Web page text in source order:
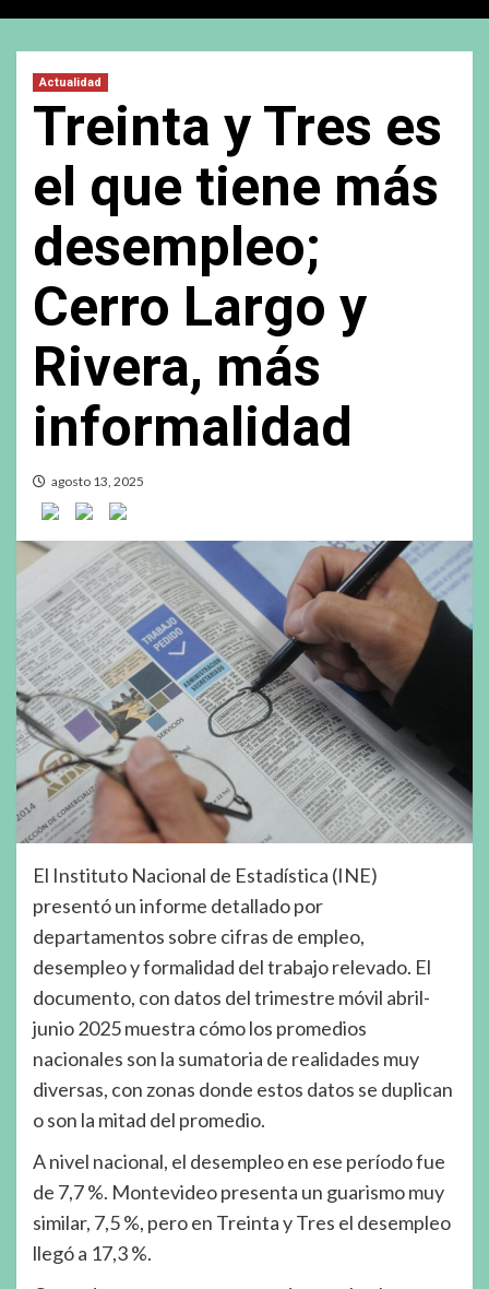
Actualidad
Treinta y Tres es
el que tiene más
desempleo;
Cerro Largo y
Rivera, más
informalidad
agosto 13, 2025
El Instituto Nacional de Estadística (INE)
presentó un informe detallado por
departamentos sobre cifras de empleo,
desempleo y formalidad del trabajo relevado. El
documento, con datos del trimestre móvil abril-
junio 2025 muestra cómo los promedios
nacionales son la sumatoria de realidades muy
diversas, con zonas donde estos datos se duplican
o son la mitad del promedio.
A nivel nacional, el desempleo en ese período fue
de 7,7 %. Montevideo presenta un guarismo muy
similar, 7,5 %, pero en Treinta y Tres el desempleo
llegó a 17,3 %.